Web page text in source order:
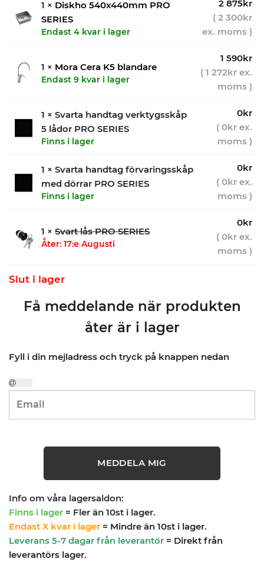
1 × Diskho 540x440mm PRO
SERIES
Endast 4 kvar i lager
2 875kr
( 2 300kr
ex. moms )
1 × Mora Cera K5 blandare
Endast 9 kvar i lager
1 590kr
( 1 272kr ex.
moms )
1 × Svarta handtag verktygsskåp
5 lådor PRO SERIES
Finns i lager
0kr
( 0kr ex.
moms )
1 × Svarta handtag förvaringsskåp
med dörrar PRO SERIES
Finns i lager
0kr
( 0kr ex.
moms )
1 × Svart lås PRO SERIES
Åter: 17:e Augusti
0kr
( 0kr ex.
moms )
Slut i lager
Få meddelande när produkten
åter är i lager
Fyll i din mejladress och tryck på knappen nedan
MEDDELA MIG
Info om våra lagersaldon:
Finns i lager = Fler än 10st i lager.
Endast X kvar i lager = Mindre än 10st i lager.
Leverans 5-7 dagar från leverantör = Direkt från
leverantörs lager.